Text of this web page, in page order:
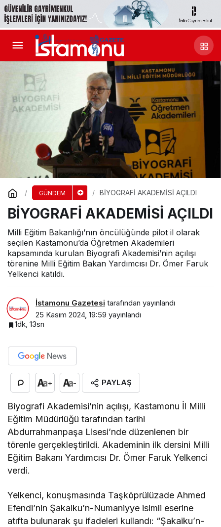
GÜNDEM BİYOGRAFİ AKADEMİSİ AÇILDI
BİYOGRAFİ AKADEMİSİ AÇILDI
Milli Eğitim Bakanlığı’nın öncülüğünde pilot il olarak
seçilen Kastamonu’da Öğretmen Akademileri
kapsamında kurulan Biyografi Akademisi’nin açılışı
törenine Milli Eğitim Bakan Yardımcısı Dr. Ömer Faruk
Yelkenci katıldı.
İstamonu Gazetesi tarafından yayınlandı
25 Kasım 2024, 19:59 yayınlandı
1dk, 13sn
+ - PAYLAŞ
Biyografi Akademisi’nin açılışı, Kastamonu İl Milli
Eğitim Müdürlüğü tarafından tarihi
Abdurrahmanpaşa Lisesi’nde düzenlenen bir
törenle gerçekleştirildi. Akademinin ilk dersini Milli
Eğitim Bakanı Yardımcısı Dr. Ömer Faruk Yelkenci
verdi.
Yelkenci, konuşmasında Taşköprülüzade Ahmed
Efendi’nin Şakaiku’n-Numaniyye isimli eserine
atıfta bulunarak şu ifadeleri kullandı: “Şakaiku’n-